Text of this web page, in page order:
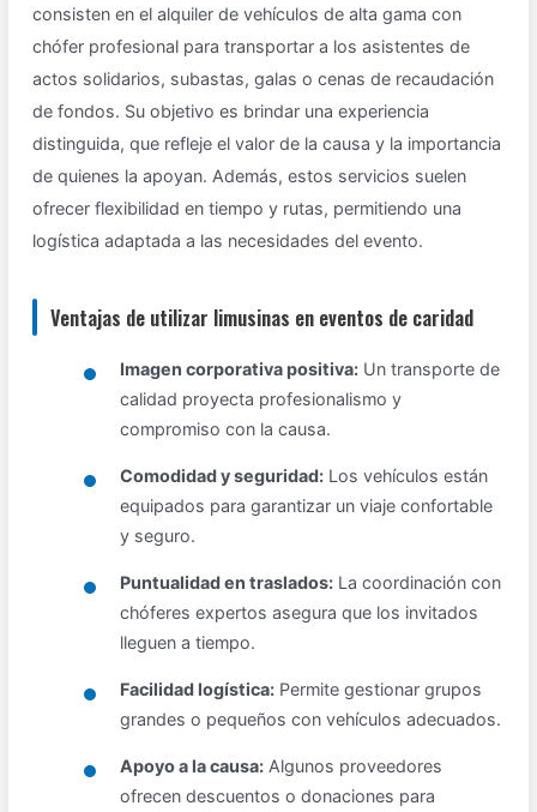
consisten en el alquiler de vehículos de alta gama con
chófer profesional para transportar a los asistentes de
actos solidarios, subastas, galas o cenas de recaudación
de fondos. Su objetivo es brindar una experiencia
distinguida, que refleje el valor de la causa y la importancia
de quienes la apoyan. Además, estos servicios suelen
ofrecer flexibilidad en tiempo y rutas, permitiendo una
logística adaptada a las necesidades del evento.
Ventajas de utilizar limusinas en eventos de caridad
Imagen corporativa positiva: Un transporte de
calidad proyecta profesionalismo y
compromiso con la causa.
Comodidad y seguridad: Los vehículos están
equipados para garantizar un viaje confortable
y seguro.
Puntualidad en traslados: La coordinación con
chóferes expertos asegura que los invitados
lleguen a tiempo.
Facilidad logística: Permite gestionar grupos
grandes o pequeños con vehículos adecuados.
Apoyo a la causa: Algunos proveedores
ofrecen descuentos o donaciones para